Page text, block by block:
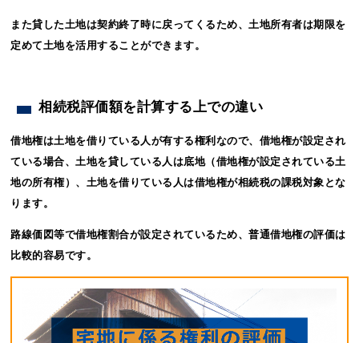
また貸した土地は契約終了時に戻ってくるため、土地所有者は期限を
定めて土地を活用することができます。
相続税評価額を計算する上での違い
借地権は土地を借りている人が有する権利なので、借地権が設定され
ている場合、土地を貸している人は底地（借地権が設定されている土
地の所有権）、土地を借りている人は借地権が相続税の課税対象とな
ります。
路線価図等で借地権割合が設定されているため、普通借地権の評価は
比較的容易です。